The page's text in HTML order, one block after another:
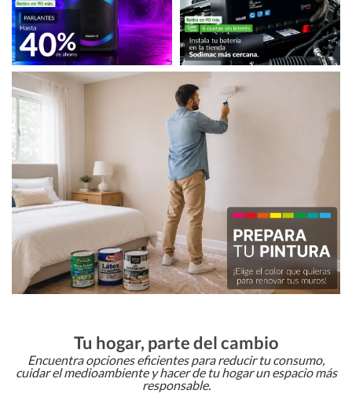
Tu hogar, parte del cambio
Encuentra opciones eficientes para reducir tu consumo,
cuidar el medioambiente y hacer de tu hogar un espacio más
responsable.